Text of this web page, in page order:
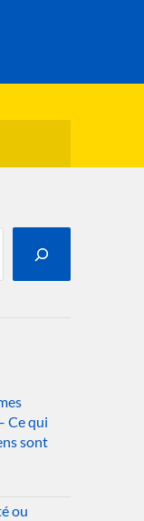
Ce qui
sont
ou